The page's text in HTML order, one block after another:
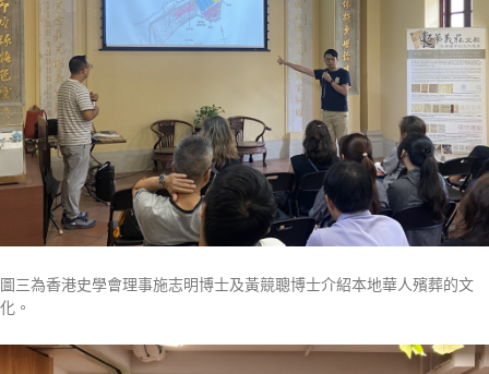
圖三為香港史學會理事施志明博士及黃競聰博士介紹本地華人殯葬的文
化。